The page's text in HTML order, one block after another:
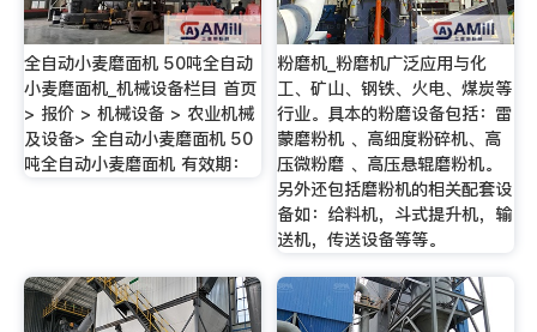
全自动小麦磨面机 50吨全自动
小麦磨面机_机械设备栏目 首页
> 报价 > 机械设备 > 农业机械
及设备> 全自动小麦磨面机 50
吨全自动小麦磨面机 有效期：
粉磨机_粉磨机广泛应用与化
工、矿山、钢铁、火电、煤炭等
行业。具本的粉磨设备包括：雷
蒙磨粉机 、高细度粉碎机、高
压微粉磨 、高压悬辊磨粉机。
另外还包括磨粉机的相关配套设
备如：给料机，斗式提升机，输
送机，传送设备等等。